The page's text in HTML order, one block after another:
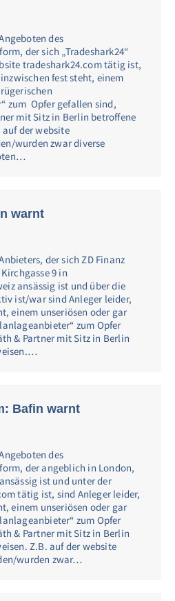
des
der sich „Tradeshark24“
tradeshark24.com tätig ist,
fest steht, einem
zum Opfer gefallen sind,
mit Sitz in Berlin betroffene
der website
wurden zwar diverse
warnt
der sich ZD Finanz
9 in
ansässig ist und über die
ist/war sind Anleger leider,
einem unseriösen oder gar
zum Opfer
& Partner mit Sitz in Berlin
Bafin warnt
des
der angeblich in London,
ist und unter der
tätig ist, sind Anleger leider,
einem unseriösen oder gar
zum Opfer
& Partner mit Sitz in Berlin
Z.B. auf der website
wurden zwar…